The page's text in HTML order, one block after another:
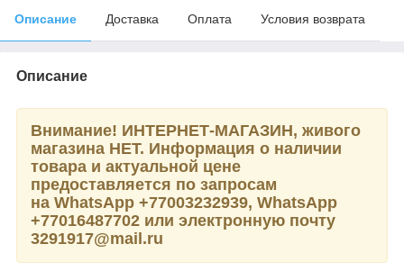
Описание Доставка Оплата Условия возврата
Описание
Внимание! ИНТЕРНЕТ-МАГАЗИН, живого
магазина НЕТ. Информация о наличии
товара и актуальной цене
предоставляется по запросам
на WhatsApp +77003232939, WhatsApp
+77016487702 или электронную почту
3291917@mail.ru